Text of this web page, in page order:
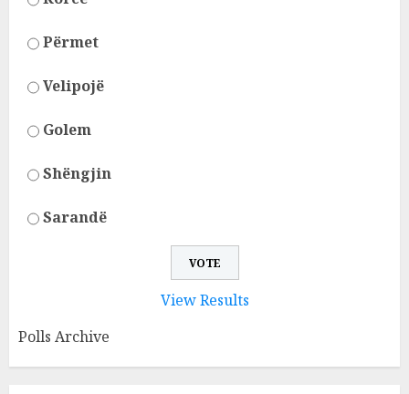
Përmet
Velipojë
Golem
Shëngjin
Sarandë
View Results
Polls Archive